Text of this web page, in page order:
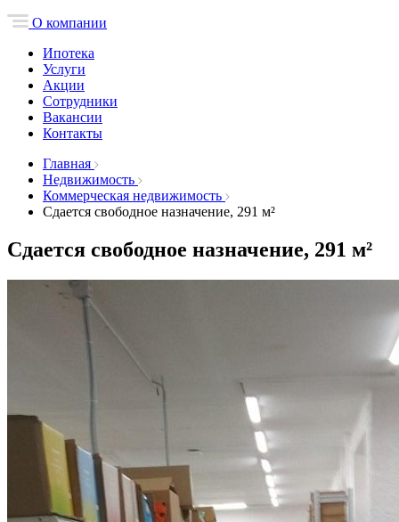
О компании
Ипотека
Услуги
Акции
Сотрудники
Вакансии
Контакты
Главная
Недвижимость
Коммерческая недвижимость
Сдается свободное назначение, 291 м²
Сдается свободное назначение, 291 м²